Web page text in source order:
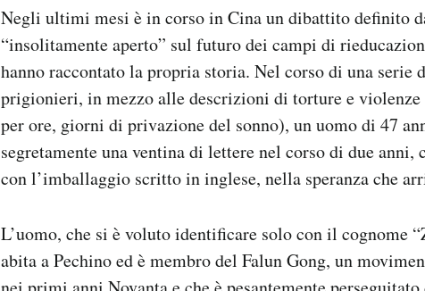
Negli ultimi mesi è in corso in Cina un dibattito definito
“insolitamente aperto” sul futuro dei campi di
hanno raccontato la propria storia. Nel corso di una serie
prigionieri, in mezzo alle descrizioni di torture e
per ore, giorni di privazione del sonno), un uomo di 47
segretamente una ventina di lettere nel corso di due
con l’imballaggio scritto in inglese, nella speranza che
L’uomo, che si è voluto identificare solo con il cognome
abita a Pechino ed è membro del Falun Gong, un